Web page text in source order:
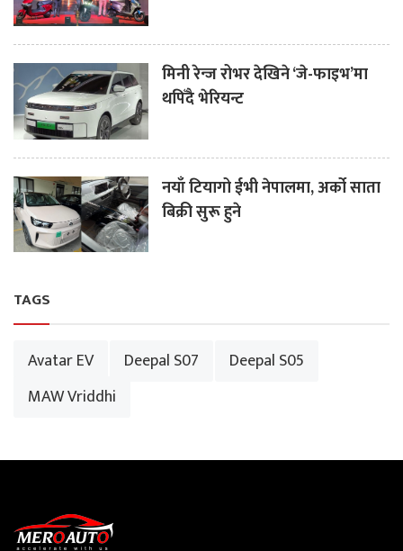
मिनी रेन्ज रोभर देखिने ‘जे-फाइभ’मा
थपिँदै भेरियन्ट
नयाँ टियागो ईभी नेपालमा, अर्को साता
बिक्री सुरू हुने
TAGS
Avatar EV Deepal S07
Deepal S05
MAW Vriddhi